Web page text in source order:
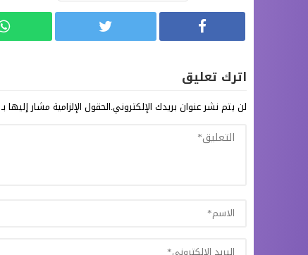
اترك تعليق
لن يتم نشر عنوان بريدك الإلكتروني.الحقول الإلزامية مشار إليها بـ